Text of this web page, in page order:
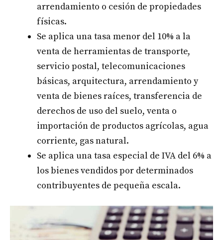
arrendamiento o cesión de propiedades
físicas.
Se aplica una tasa menor del 10% a la
venta de herramientas de transporte,
servicio postal, telecomunicaciones
básicas, arquitectura, arrendamiento y
venta de bienes raíces, transferencia de
derechos de uso del suelo, venta o
importación de productos agrícolas, agua
corriente, gas natural.
Se aplica una tasa especial de IVA del 6% a
los bienes vendidos por determinados
contribuyentes de pequeña escala.